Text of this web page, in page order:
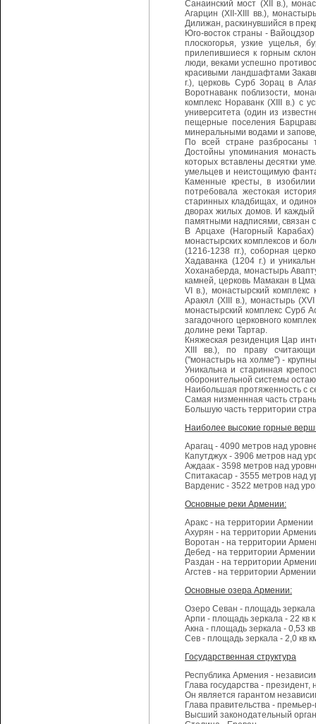
Санаинский мост (XII в.),
Агарцин (XII-XIII вв.),
Дилижан, раскинувшийся в
Юго-восток страны -
плоскогорья, узкие ущелья,
прилепившиеся к горным
люди, веками успешно
красивыми ландшафтами
г.), церковь Сурб Зорац в
Воротнаванк поблизости,
комплекс Нораванк (XIII в.) с
университета (один из
пещерные поселения
минеральными водами и
По всей стране разбросаны
Достойны упоминания
которых вставлены десятки
умельцев и неистощимую
Каменные кресты, в
потребовала жестокая
старинных кладбищах, и
дворах жилых домов. И
памятными надписями, связан
В Арцахе (Нагорный
монастырских комплексов и
(1216-1238 гг.), соборная
Хадаванка (1204 г.) и
Хоханаберда, монастырь
камней, церковь Мамакан в
VI в.), монастырский
Аракял (XIII в.), монастырь
монастырский комплекс Сурб
загадочного церковного
долине реки Тартар.
Княжеская резиденция Цар
ХIII вв.), по праву
("монастырь на холме") -
Уникальна и старинная
оборонительной системы
Наибольшая протяженность с
Самая низменнная часть
Большую часть территории
Наиболее высокие горные
Арагац - 4090 метров над
Капутджух - 3906 метров над
Аждаак - 3598 метров над
Спитакасар - 3555 метров над
Варденис - 3522 метров над
Основные реки Армении:
Аракс - на территории
Ахурян - на территории
Воротан - на территории
Дебед - на территории
Раздан - на территории
Агстев - на территории
Основные озера Армении:
Озеро Севан - площадь
Арпи - площадь зеркала - 22 кв
Акна - площадь зеркала - 0,53
Сев - площадь зеркала - 2,0 кв
Государственная структура
Республика Армения -
Глава государства -
Он является гарантом
Глава правительства -
Высший законодательный